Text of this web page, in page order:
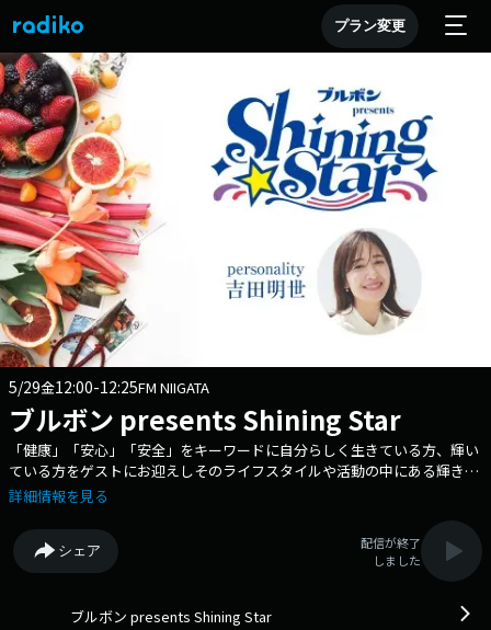
プラン変更
5/29金12:00-12:25FM NIIGATA
ブルボン presents Shining Star
「健康」「安心」「安全」をキーワードに自分らしく生きている方、輝い
ている方をゲストにお迎えしそのライフスタイルや活動の中にある輝きの
秘訣を伺いながら、より豊かで元気な日々を過ごすヒントをお届けしま
ら5年…俳優として芝居と向き合う今感じていることや 全て作詞に関わ
ったという、1stミニアルバム『Spirit』について伺います。 本日のゲ
スト： 高柳明音 番組Webサイト：https://jfn.co.jp/lp/shiningstar/
詳細情報を見る
シェア
配信が終了
しました
ブルボン presents Shining Star